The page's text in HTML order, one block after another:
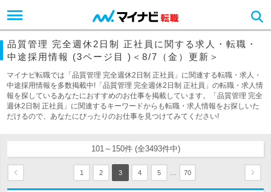
品質管理 完全週休2日制 正社員に関する求人・転職・
中途採用情報 (3ページ目 )＜8/7（金）更新＞
マイナビ転職では「品質管理 完全週休2日制 正社員」に関連する転職・求人・
中途採用情報を多数掲載中!「品質管理 完全週休2日制 正社員」の転職・求人情
報を探しているあなたにおすすめのお仕事を掲載しています。「品質管理 完全
週休2日制 正社員」に関連するキーワードからも転職・求人情報をお探しいた
だけるので、あなたにぴったりのお仕事を見つけてみてください!
101～150件 (全3493件中)
1 2 3 4 5 70